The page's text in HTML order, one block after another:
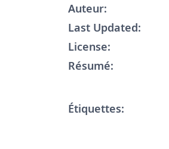
Auteur:
Last Updated:
License:
Résumé:
Étiquettes: